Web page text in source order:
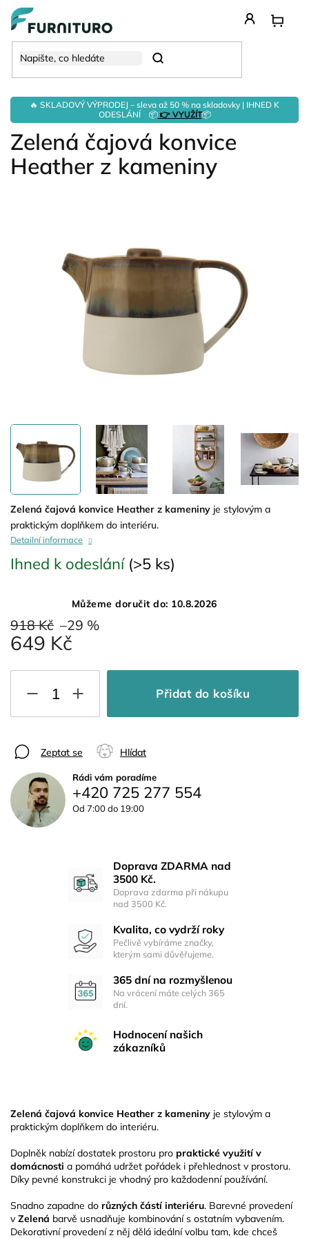
Přejít
obsah
🔥 SKLADOVÝ VÝPRODEJ – sleva až 50 % na skladovky | IHNED K
ODESLÁNÍ 📦👉 VYUŽÍT📦
Hledat
Zelená čajová konvice
Heather z kameniny
918 Kč –29 %
649 Kč
Ihned k odeslání (>5 ks)
Můžeme doručit do: 10.8.2026
Přidat do košíku
Zelená čajová konvice Heather z kameniny je stylovým a
praktickým doplňkem do interiéru.
Detailní informace
Zeptat se Hlídat
Rádi vám poradíme
+420 725 277 554
Od 7:00 do 19:00
Doprava ZDARMA nad
3500 Kč.
Doprava zdarma při nákupu
nad 3500 Kč.
Kvalita, co vydrží roky
Pečlivě vybíráme značky,
kterým sami důvěřujeme.
365 dní na rozmyšlenou
Na vrácení máte celých 365
dní.
Hodnocení našich
zákazníků
Zelená čajová konvice Heather z kameniny je stylovým a
praktickým doplňkem do interiéru.
Doplněk nabízí dostatek prostoru pro praktické využití v
domácnosti a pomáhá udržet pořádek i přehlednost v prostoru.
Díky pevné konstrukci je vhodný pro každodenní používání.
Snadno zapadne do různých částí interiéru. Barevné provedení
v Zelená barvě usnadňuje kombinování s ostatním vybavením.
Dekorativní provedení z něj dělá ideální volbu tam, kde chceš